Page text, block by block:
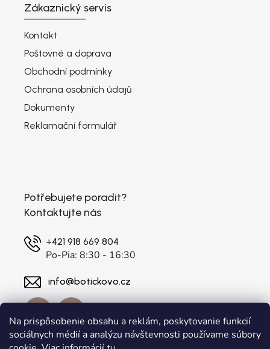
Na prispôsobenie obsahu a reklám, poskytovanie funkcií
sociálnych médií a analýzu návštevnosti používame súbory
Zákaznický servis
Kontakt
Poštovné a doprava
Obchodní podmínky
Ochrana osobních údajů
Dokumenty
Reklamační formulář
Potřebujete poradit?
Kontaktujte nás
+421 918 669 804
Po-Pia: 8:30 - 16:30
info@botickovo.cz